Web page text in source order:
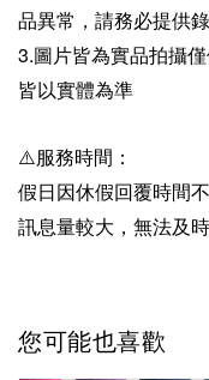
品異常，請務必提供
3.圖片皆為實品拍攝
皆以實體為準
⚠️服務時間：
假日因休假回覆時間
訊息量較大，無法及
您可能也喜歡